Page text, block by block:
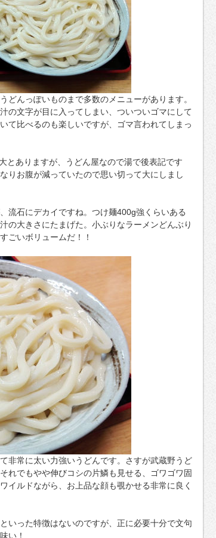
どんっぽいものまで多数のメニューがあります。
の文字が目に入ってしまい、ついついゴマにして
て比べるのも楽しいですが、ゴマ言われてしまっ
とありますが、うどん屋なので湯で後表記です
りお腹が減っていたので思い切って大にしまし
流石にデカイですね。つけ麺400g強くらいある
の大きさにたまげた。小ぶりなラーメンどんぶり
ごいボリュームだ！！
非常に太い力強いうどんです。さすが武蔵野うど
れでもやや伸びコシの片鱗も見せる、ゴワゴワ固
イルドながら、お上品な顔も覗かせる非常に良く
いった特徴はないのですが、正に必要十分で文句
い！